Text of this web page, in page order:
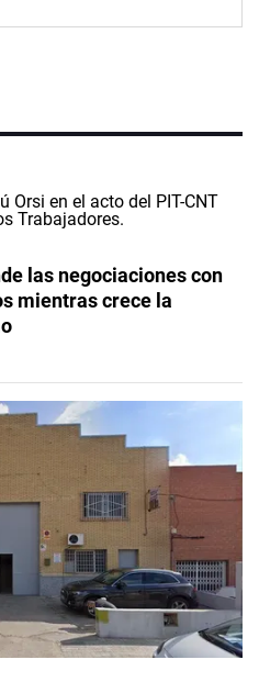
las negociaciones con
mientras crece la